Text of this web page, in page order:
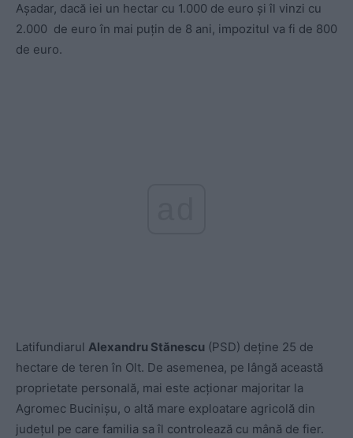
Așadar, dacă iei un hectar cu 1.000 de euro și îl vinzi cu
2.000 de euro în mai puțin de 8 ani, impozitul va fi de 800
de euro.
Latifundiarul Alexandru Stănescu (PSD) deține 25 de
hectare de teren în Olt. De asemenea, pe lângă această
proprietate personală, mai este acționar majoritar la
Agromec Bucinișu, o altă mare exploatare agricolă din
județul pe care familia sa îl controlează cu mână de fier.